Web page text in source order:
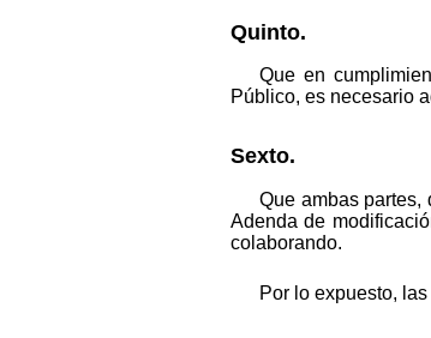
Quinto.
Que en
Público, es necesario
Sexto.
Que ambas partes,
Adenda de
colaborando.
Por lo expuesto,